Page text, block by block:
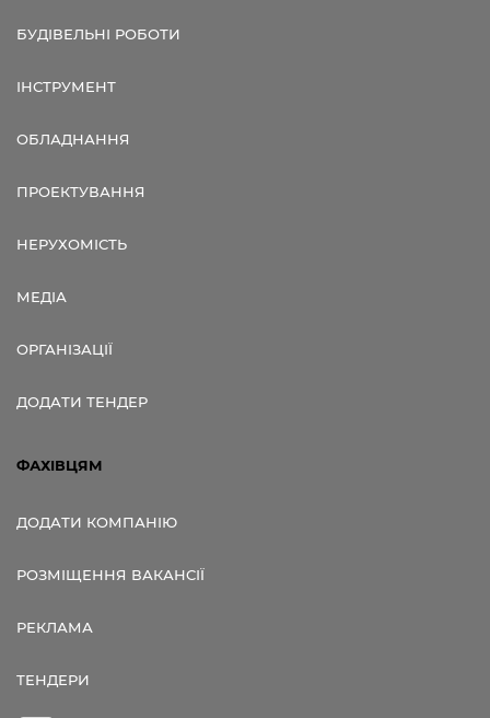
БУДІВЕЛЬНІ РОБОТИ
ІНСТРУМЕНТ
ОБЛАДНАННЯ
ПРОЕКТУВАННЯ
НЕРУХОМІСТЬ
МЕДІА
ОРГАНІЗАЦІЇ
ДОДАТИ ТЕНДЕР
ФАХІВЦЯМ
ДОДАТИ КОМПАНІЮ
РОЗМІЩЕННЯ ВАКАНСІЇ
РЕКЛАМА
ТЕНДЕРИ